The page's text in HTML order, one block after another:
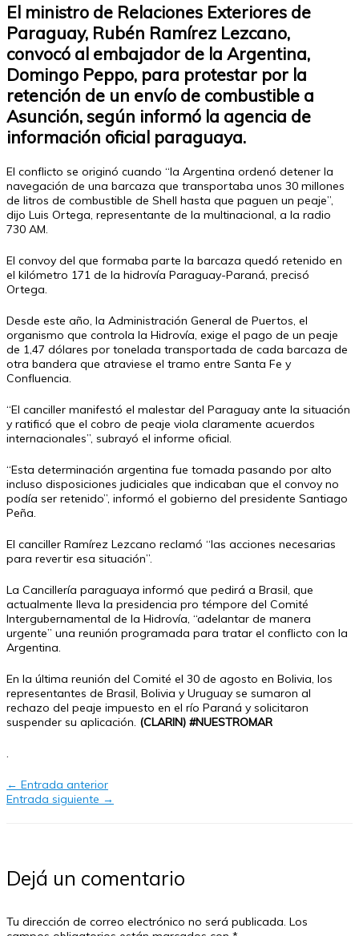
El ministro de Relaciones Exteriores de
Paraguay, Rubén Ramírez Lezcano,
convocó al embajador de la Argentina,
Domingo Peppo, para protestar por la
retención de un envío de combustible a
Asunción, según informó la agencia de
información oficial paraguaya.
El conflicto se originó cuando “la Argentina ordenó detener la
navegación de una barcaza que transportaba unos 30 millones
de litros de combustible de Shell hasta que paguen un peaje”,
dijo Luis Ortega, representante de la multinacional, a la radio
730 AM.
El convoy del que formaba parte la barcaza quedó retenido en
el kilómetro 171 de la hidrovía Paraguay-Paraná, precisó
Ortega.
Desde este año, la Administración General de Puertos, el
organismo que controla la Hidrovía, exige el pago de un peaje
de 1,47 dólares por tonelada transportada de cada barcaza de
otra bandera que atraviese el tramo entre Santa Fe y
Confluencia.
“El canciller manifestó el malestar del Paraguay ante la situación
y ratificó que el cobro de peaje viola claramente acuerdos
internacionales”, subrayó el informe oficial.
“Esta determinación argentina fue tomada pasando por alto
incluso disposiciones judiciales que indicaban que el convoy no
podía ser retenido”, informó el gobierno del presidente Santiago
Peña.
El canciller Ramírez Lezcano reclamó “las acciones necesarias
para revertir esa situación”.
La Cancillería paraguaya informó que pedirá a Brasil, que
actualmente lleva la presidencia pro témpore del Comité
Intergubernamental de la Hidrovía, “adelantar de manera
urgente” una reunión programada para tratar el conflicto con la
Argentina.
En la última reunión del Comité el 30 de agosto en Bolivia, los
representantes de Brasil, Bolivia y Uruguay se sumaron al
rechazo del peaje impuesto en el río Paraná y solicitaron
suspender su aplicación. (CLARIN) #NUESTROMAR
← Entrada anterior
Entrada siguiente →
Dejá un comentario
Tu dirección de correo electrónico no será publicada. Los